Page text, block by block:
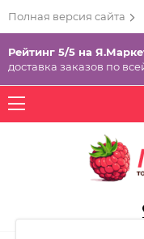
Полная версия сайта
Рейтинг 5/5 на
доставка заказов по